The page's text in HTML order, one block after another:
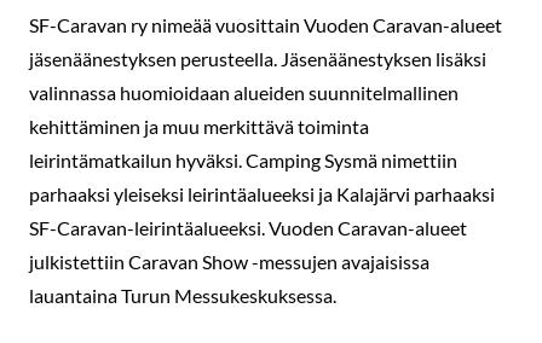
SF-Caravan ry nimeää vuosittain Vuoden Caravan-alueet
jäsenäänestyksen perusteella. Jäsenäänestyksen lisäksi
valinnassa huomioidaan alueiden suunnitelmallinen
kehittäminen ja muu merkittävä toiminta
leirintämatkailun hyväksi. Camping Sysmä nimettiin
parhaaksi yleiseksi leirintäalueeksi ja Kalajärvi parhaaksi
SF-Caravan-leirintäalueeksi. Vuoden Caravan-alueet
julkistettiin Caravan Show -messujen avajaisissa
lauantaina Turun Messukeskuksessa.